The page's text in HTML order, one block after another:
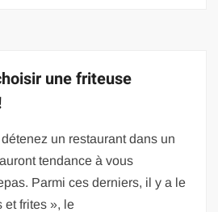
une friteuse
un restaurant dans un
tendance à vous
Parmi ces derniers, il y a le
et frites », le